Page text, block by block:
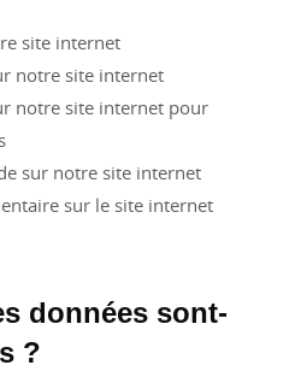
site internet
notre site internet
notre site internet pour
sur notre site internet
sur le site internet
données sont-
?